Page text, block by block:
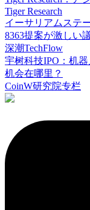
Tiger Research
イーサリアムステ
8363提案が激しい
深潮TechFlow
宇树科技IPO：机
机会在哪里？
CoinW研究院专栏